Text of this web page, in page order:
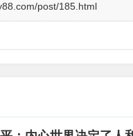
post/185.html